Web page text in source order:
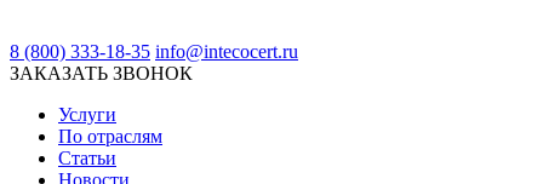
8 (800) 333-18-35 info@intecocert.ru
ЗАКАЗАТЬ ЗВОНОК
Услуги
По отраслям
Статьи
Новости